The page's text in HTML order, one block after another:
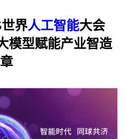
界人工智能大会
模型赋能产业智造